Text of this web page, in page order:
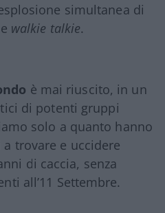
simultanea di
e walkie talkie.
è mai riuscito, in un
di potenti gruppi
solo a quanto hanno
trovare e uccidere
di caccia, senza
all’11 Settembre.